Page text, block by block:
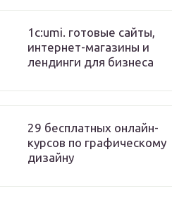
1с:umi. готовые сайты,
интернет-магазины и
лендинги для бизнеса
29 бесплатных онлайн-
курсов по графическому
дизайну